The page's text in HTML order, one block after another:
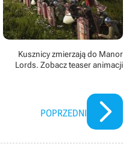
Kusznicy zmierzają do Manor
Lords. Zobacz teaser animacji
POPRZEDNI